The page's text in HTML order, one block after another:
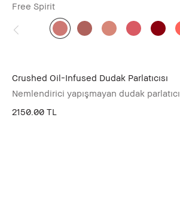
Free Spirit
Crushed Oil-Infused Dudak Parlatıcısı
Nemlendirici yapışmayan dudak parlatıcı
2150.00 TL